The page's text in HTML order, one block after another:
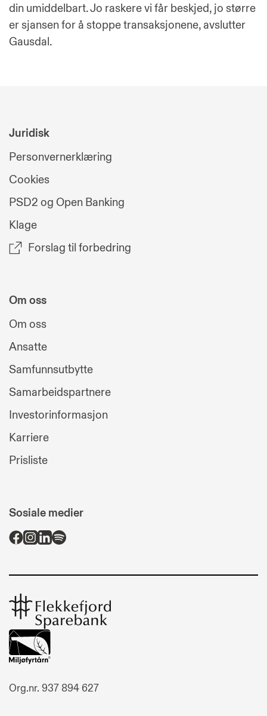
din umiddelbart. Jo raskere vi får beskjed, jo større
er sjansen for å stoppe transaksjonene, avslutter
Gausdal.
Juridisk
Personvernerklæring
Cookies
PSD2 og Open Banking
Klage
Forslag til forbedring
Om oss
Om oss
Ansatte
Samfunnsutbytte
Samarbeidspartnere
Investorinformasjon
Karriere
Prisliste
Sosiale medier
Flekkefjord
Sparebank
Org.nr. 937 894 627